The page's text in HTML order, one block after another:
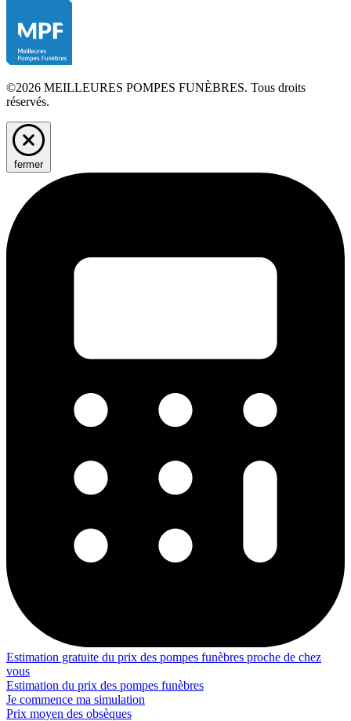
©2026 MEILLEURES POMPES FUNÈBRES. Tous droits
réservés.
fermer
Estimation gratuite du prix des pompes funèbres proche de chez
vous
Estimation du prix des pompes funèbres
Je commence ma simulation
Prix moyen des obsèques